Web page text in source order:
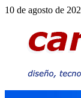
Saltar
contenido
10 de agosto de